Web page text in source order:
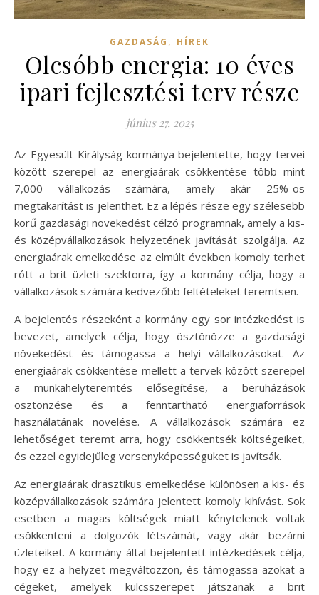
GAZDASÁG , HÍREK
Olcsóbb energia: 10 éves
ipari fejlesztési terv része
június 27, 2025
Az Egyesült Királyság kormánya bejelentette, hogy tervei
között szerepel az energiaárak csökkentése több mint
7,000 vállalkozás számára, amely akár 25%-os
megtakarítást is jelenthet. Ez a lépés része egy szélesebb
körű gazdasági növekedést célzó programnak, amely a kis-
és középvállalkozások helyzetének javítását szolgálja. Az
energiaárak emelkedése az elmúlt években komoly terhet
rótt a brit üzleti szektorra, így a kormány célja, hogy a
vállalkozások számára kedvezőbb feltételeket teremtsen.
A bejelentés részeként a kormány egy sor intézkedést is
bevezet, amelyek célja, hogy ösztönözze a gazdasági
növekedést és támogassa a helyi vállalkozásokat. Az
energiaárak csökkentése mellett a tervek között szerepel
a munkahelyteremtés elősegítése, a beruházások
ösztönzése és a fenntartható energiaforrások
használatának növelése. A vállalkozások számára ez
lehetőséget teremt arra, hogy csökkentsék költségeiket,
és ezzel egyidejűleg versenyképességüket is javítsák.
Az energiaárak drasztikus emelkedése különösen a kis- és
középvállalkozások számára jelentett komoly kihívást. Sok
esetben a magas költségek miatt kénytelenek voltak
csökkenteni a dolgozók létszámát, vagy akár bezárni
üzleteiket. A kormány által bejelentett intézkedések célja,
hogy ez a helyzet megváltozzon, és támogassa azokat a
cégeket, amelyek kulcsszerepet játszanak a brit